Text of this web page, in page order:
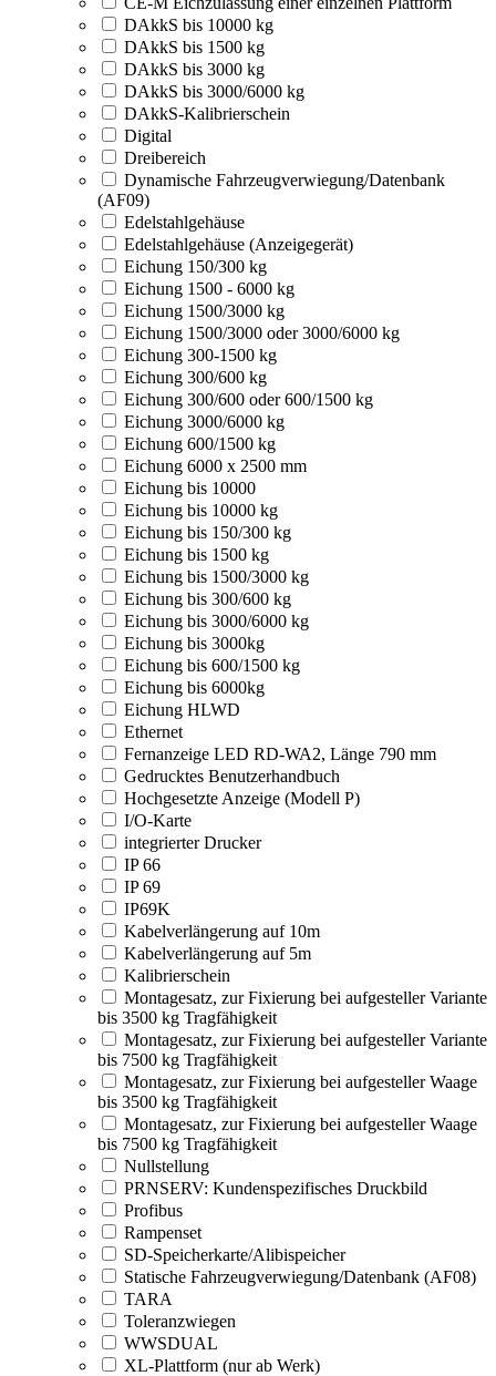
DAkkS bis 10000 kg
DAkkS bis 1500 kg
DAkkS bis 3000 kg
DAkkS bis 3000/6000 kg
DAkkS-Kalibrierschein
Digital
Dreibereich
Dynamische Fahrzeugverwiegung/Datenbank
(AF09)
Edelstahlgehäuse
Edelstahlgehäuse (Anzeigegerät)
Eichung 150/300 kg
Eichung 1500 - 6000 kg
Eichung 1500/3000 kg
Eichung 1500/3000 oder 3000/6000 kg
Eichung 300-1500 kg
Eichung 300/600 kg
Eichung 300/600 oder 600/1500 kg
Eichung 3000/6000 kg
Eichung 600/1500 kg
Eichung 6000 x 2500 mm
Eichung bis 10000
Eichung bis 10000 kg
Eichung bis 150/300 kg
Eichung bis 1500 kg
Eichung bis 1500/3000 kg
Eichung bis 300/600 kg
Eichung bis 3000/6000 kg
Eichung bis 3000kg
Eichung bis 600/1500 kg
Eichung bis 6000kg
Eichung HLWD
Ethernet
Fernanzeige LED RD-WA2, Länge 790 mm
Gedrucktes Benutzerhandbuch
Hochgesetzte Anzeige (Modell P)
I/O-Karte
integrierter Drucker
IP 66
IP 69
IP69K
Kabelverlängerung auf 10m
Kabelverlängerung auf 5m
Kalibrierschein
Montagesatz, zur Fixierung bei aufgesteller Variante
bis 3500 kg Tragfähigkeit
Montagesatz, zur Fixierung bei aufgesteller Variante
bis 7500 kg Tragfähigkeit
Montagesatz, zur Fixierung bei aufgesteller Waage
bis 3500 kg Tragfähigkeit
Montagesatz, zur Fixierung bei aufgesteller Waage
bis 7500 kg Tragfähigkeit
Nullstellung
PRNSERV: Kundenspezifisches Druckbild
Profibus
Rampenset
SD-Speicherkarte/Alibispeicher
Statische Fahrzeugverwiegung/Datenbank (AF08)
TARA
Toleranzwiegen
WWSDUAL
XL-Plattform (nur ab Werk)